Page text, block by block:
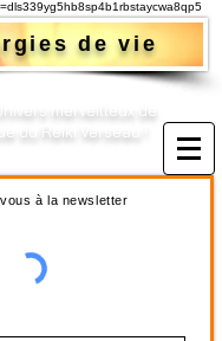
de vie
merveilleux de
du Reiki Verseau !​
à la newsletter